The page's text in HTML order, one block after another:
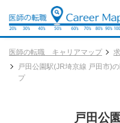
医師の転職 キャリアマップ
戸田公園駅(JR埼京線 戸田市)
プ
戸田公